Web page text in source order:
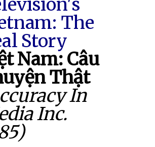
The
Story
Nam: Câu
Thật
In
Inc.